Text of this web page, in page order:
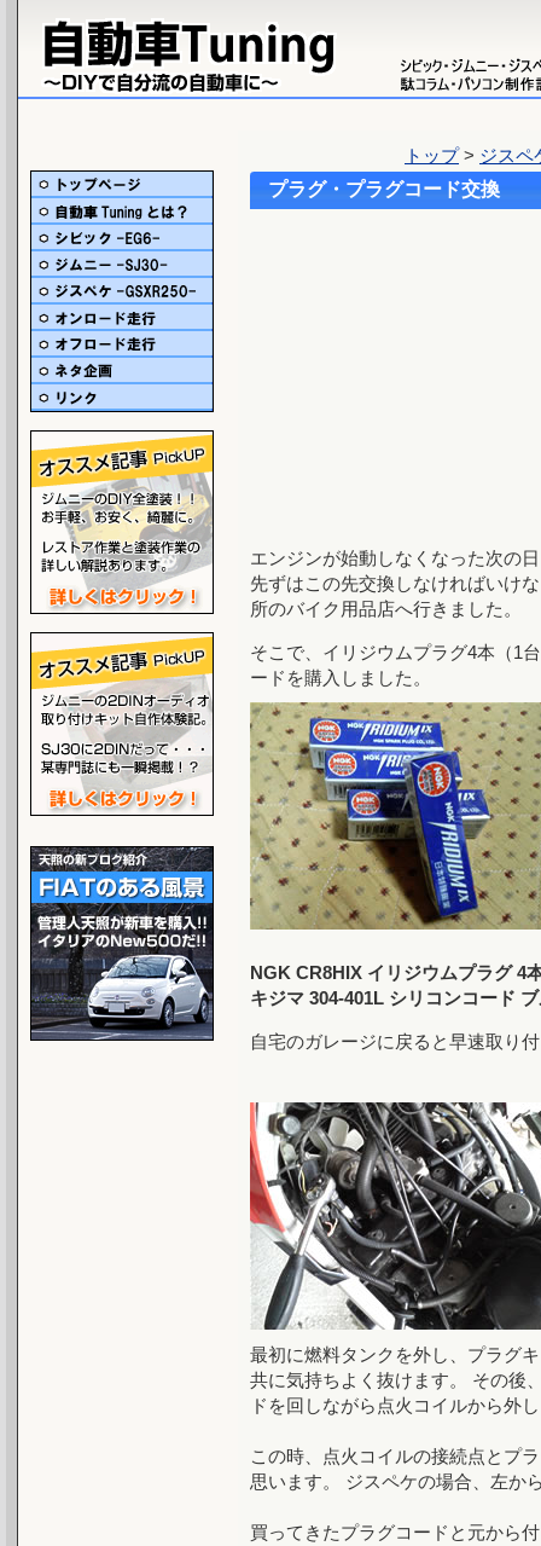
トップ> ジスペ
プラグ・プラグコード交換
エンジンが始動しなくなった次の
先ずはこの先交換しなければいけ
所のバイク用品店へ行きました。
そこで、イリジウムプラグ4本（1
ードを購入しました。
NGK CR8HIX イリジウムプラグ
キジマ 304-401L シリコンコード
自宅のガレージに戻ると早速取り
最初に燃料タンクを外し、プラグ
共に気持ちよく抜けます。 その後
ドを回しながら点火コイルから外
この時、点火コイルの接続点とプ
思います。 ジスペケの場合、左か
買ってきたプラグコードと元から